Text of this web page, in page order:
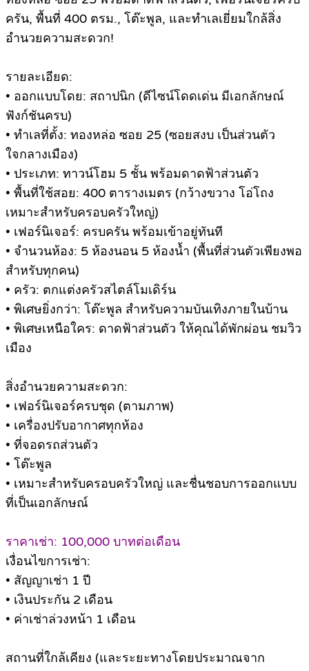
ครัน, พื้นที่ 400 ตรม., โต๊ะพูล, และทำเลเยี่ยมใกล้สิ่ง
อำนวยความสะดวก!
รายละเอียด:
• ออกแบบโดย: สถาปนิก (ดีไซน์โดดเด่น มีเอกลักษณ์
ฟังก์ชันครบ)
• ทำเลที่ตั้ง: ทองหล่อ ซอย 25 (ซอยสงบ เป็นส่วนตัว
ใจกลางเมือง)
• ประเภท: ทาวน์โฮม 5 ชั้น พร้อมดาดฟ้าส่วนตัว
• พื้นที่ใช้สอย: 400 ตารางเมตร (กว้างขวาง โอ่โถง
เหมาะสำหรับครอบครัวใหญ่)
• เฟอร์นิเจอร์: ครบครัน พร้อมเข้าอยู่ทันที
• จำนวนห้อง: 5 ห้องนอน 5 ห้องน้ำ (พื้นที่ส่วนตัวเพียงพอ
สำหรับทุกคน)
• ครัว: ตกแต่งครัวสไตล์โมเดิร์น
• พิเศษยิ่งกว่า: โต๊ะพูล สำหรับความบันเทิงภายในบ้าน
• พิเศษเหนือใคร: ดาดฟ้าส่วนตัว ให้คุณได้พักผ่อน ชมวิว
เมือง
สิ่งอำนวยความสะดวก:
• เฟอร์นิเจอร์ครบชุด (ตามภาพ)
• เครื่องปรับอากาศทุกห้อง
• ที่จอดรถส่วนตัว
• โต๊ะพูล
• เหมาะสำหรับครอบครัวใหญ่ และชื่นชอบการออกแบบ
ที่เป็นเอกลักษณ์
ราคาเช่า: 100,000 บาทต่อเดือน
เงื่อนไขการเช่า:
• สัญญาเช่า 1 ปี
• เงินประกัน 2 เดือน
• ค่าเช่าล่วงหน้า 1 เดือน
สถานที่ใกล้เคียง (และระยะทางโดยประมาณจาก